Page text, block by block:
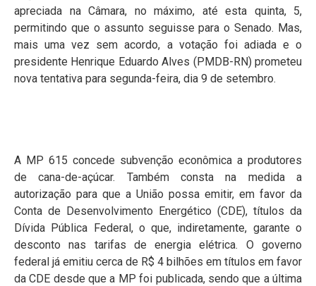
apreciada na Câmara, no máximo, até esta quinta, 5,
permitindo que o assunto seguisse para o Senado. Mas,
mais uma vez sem acordo, a votação foi adiada e o
presidente Henrique Eduardo Alves (PMDB-RN) prometeu
nova tentativa para segunda-feira, dia 9 de setembro.
A MP 615 concede subvenção econômica a produtores
de cana-de-açúcar. Também consta na medida a
autorização para que a União possa emitir, em favor da
Conta de Desenvolvimento Energético (CDE), títulos da
Dívida Pública Federal, o que, indiretamente, garante o
desconto nas tarifas de energia elétrica. O governo
federal já emitiu cerca de R$ 4 bilhões em títulos em favor
da CDE desde que a MP foi publicada, sendo que a última